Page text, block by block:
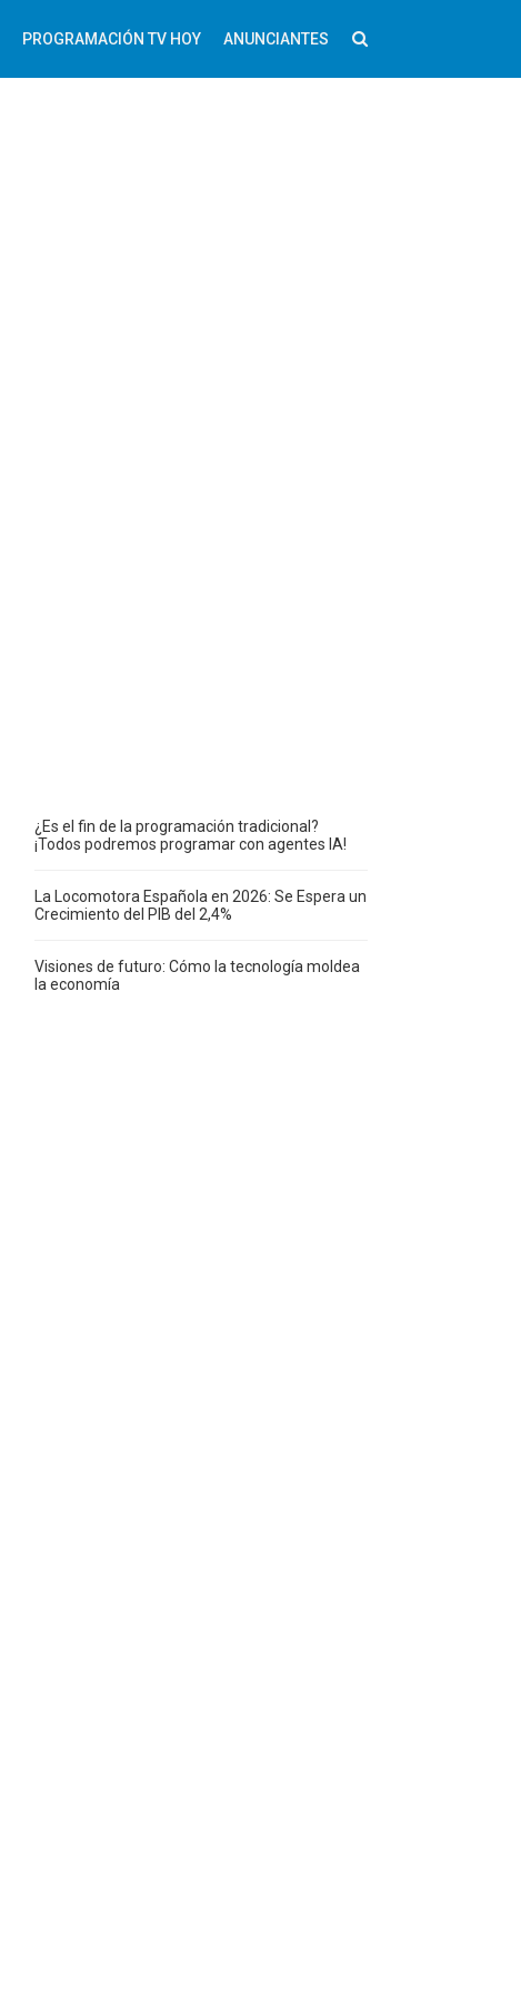
PROGRAMACIÓN TV HOY ANUNCIANTES
¿Es el fin de la programación tradicional?
¡Todos podremos programar con agentes IA!
La Locomotora Española en 2026: Se Espera un
Crecimiento del PIB del 2,4%
Visiones de futuro: Cómo la tecnología moldea
la economía